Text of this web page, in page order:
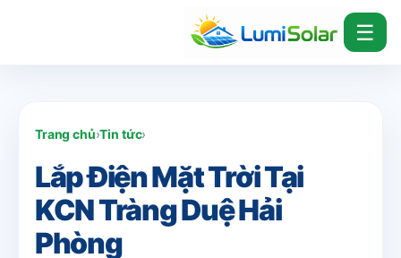
☰
Trang chủ›Tin tức›
Lắp Điện Mặt Trời Tại
KCN Tràng Duệ Hải
Phòng